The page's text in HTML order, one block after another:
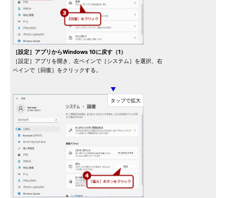
［設定］アプリからWindows 10に戻す（1）
［設定］アプリを開き、左ペインで［システム］を選択、右
ペインで［回復］をクリックする。
▼